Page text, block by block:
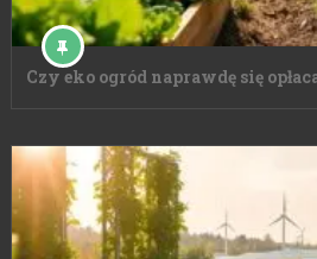
Czy eko ogród naprawdę się